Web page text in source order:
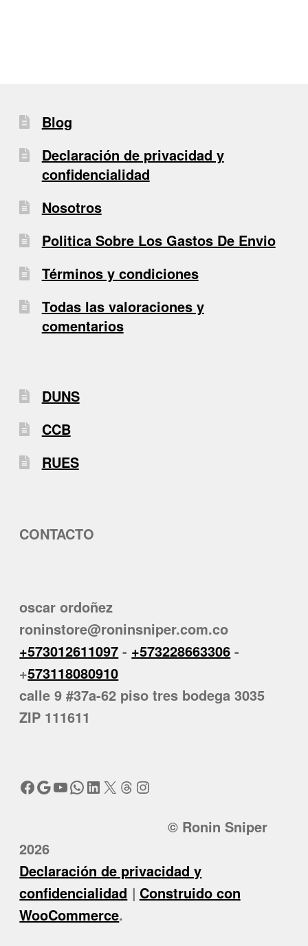
Blog
Declaración de privacidad y
confidencialidad
Nosotros
Politica Sobre Los Gastos De Envio
Términos y condiciones
Todas las valoraciones y
comentarios
DUNS
CCB
RUES
CONTACTO
oscar ordoñez
roninstore@roninsniper.com.co
+573012611097 - +573228663306 -
+573118080910
calle 9 #37a-62 piso tres bodega 3035
ZIP 111611
Facebook
Google
YouTube
WhatsApp
LinkedIn
X Threads
Instagram
© Ronin Sniper
2026
Declaración de privacidad y
confidencialidad
Construido con
WooCommerce.